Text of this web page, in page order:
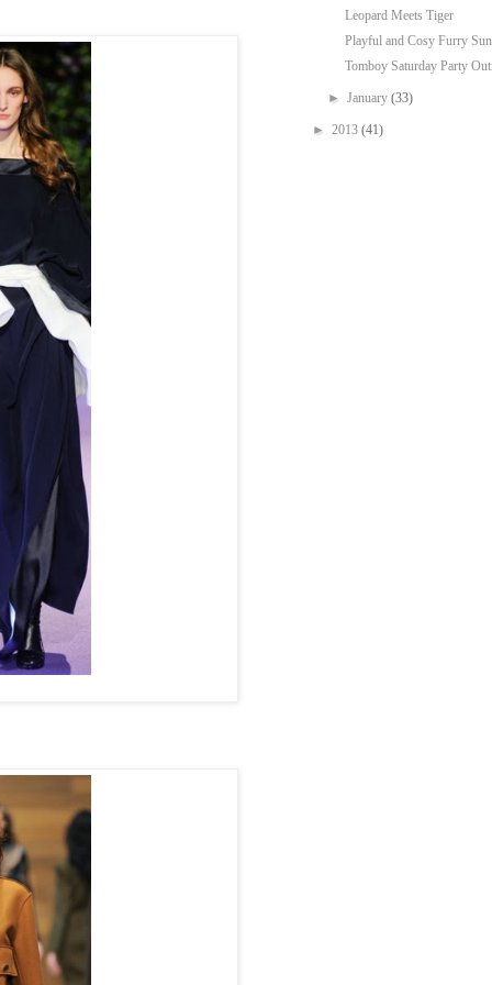
Leopard Meets Tiger
Playful and Cosy Furry
Tomboy Saturday Party
►January(33)
► 2013 (41)